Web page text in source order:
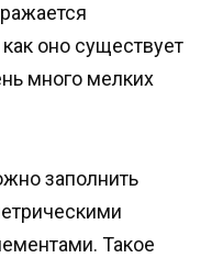
оно существует
много мелких
заполнить
Такое